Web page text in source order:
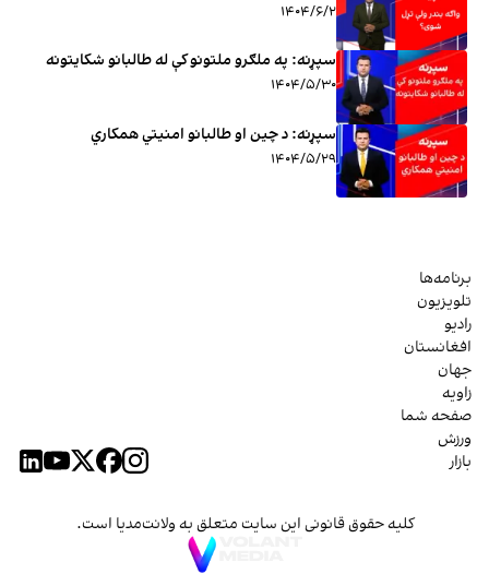
۱۴۰۴/۶/۲
سپړنه: په ملګرو ملتونو کې له طالبانو شکایتونه
۱۴۰۴/۵/۳۰
سپړنه: د چین او طالبانو امنیتي همکاري
۱۴۰۴/۵/۲۹
برنامه‌ها
تلویزیون
رادیو
افغانستان
جهان
زاویه
صفحه شما
ورزش
بازار
کلیه حقوق قانونی این سایت متعلق به ولانت‌مدیا است.